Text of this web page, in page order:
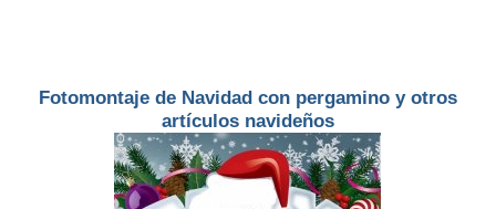
Fotomontaje de Navidad con pergamino y otros
artículos navideños